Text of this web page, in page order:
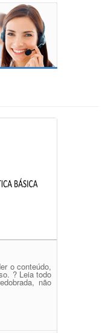
o conteúdo,
? Leia todo
não